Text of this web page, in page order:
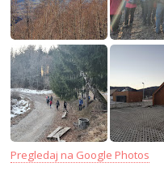
Pregledaj na Google Photos